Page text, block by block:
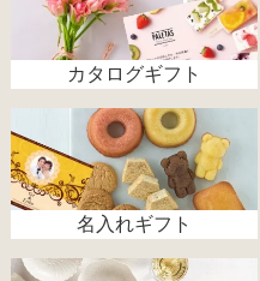
カタログギフト
名入れギフト